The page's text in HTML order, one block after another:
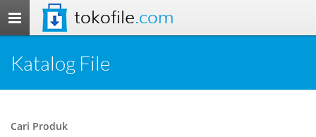
Toggle
navigation
tokofile.com
Katalog File
Cari Produk